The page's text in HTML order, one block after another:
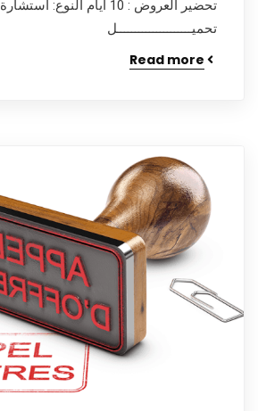
تحضير العروض : 10 أيام النوع: استشارة
تحميـــــــــــــــــــــل
Read more